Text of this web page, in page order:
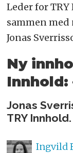
Leder for
sammen
Jonas
Ny
Innhold:
Jonas
TRY Innhold.
Ingvild